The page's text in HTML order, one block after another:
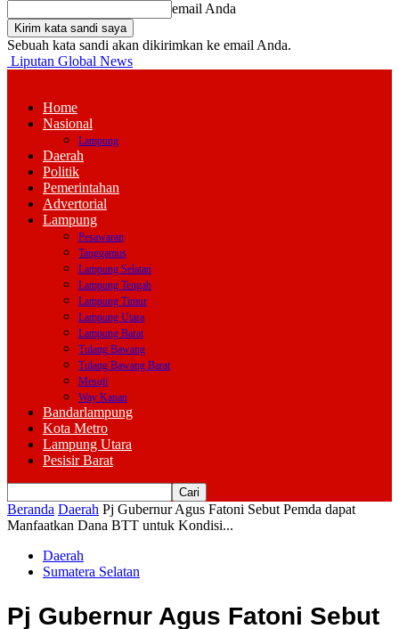
email Anda
Sebuah kata sandi akan dikirimkan ke email Anda.
Liputan Global News
Home
Nasional
Lampung
Daerah
Politik
Pemerintahan
Advertorial
Lampung
Pesawaran
Tanggamus
Lampung Selatan
Lampung Tengah
Lampung Timur
Lampung Utara
Lampung Barat
Tulang Bawang
Tulang Bawang Barat
Mesuji
Way Kanan
Bandarlampung
Kota Metro
Lampung Utara
Pesisir Barat
Beranda Daerah Pj Gubernur Agus Fatoni Sebut Pemda dapat
Manfaatkan Dana BTT untuk Kondisi...
Daerah
Sumatera Selatan
Pj Gubernur Agus Fatoni Sebut